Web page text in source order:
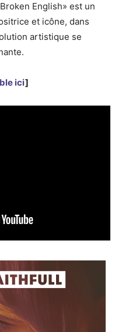
English» est un
et icône, dans
artistique se
ici]